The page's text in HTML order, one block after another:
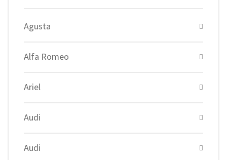
Agusta
Alfa Romeo
Ariel
Audi
Audi